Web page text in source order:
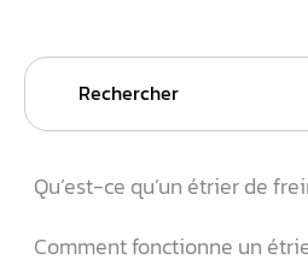
Search
Qu’est-ce qu’un étrier de
Comment fonctionne un